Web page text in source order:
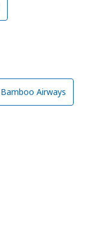
Bamboo Airways